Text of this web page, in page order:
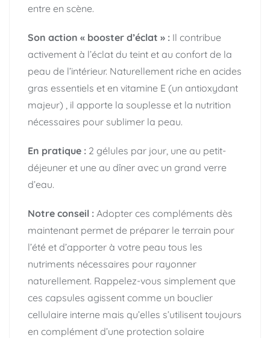
entre en scène.
Son action « booster d’éclat » : Il contribue
activement à l’éclat du teint et au confort de la
peau de l’intérieur. Naturellement riche en acides
gras essentiels et en vitamine E (un antioxydant
majeur) , il apporte la souplesse et la nutrition
nécessaires pour sublimer la peau.
En pratique : 2 gélules par jour, une au petit-
déjeuner et une au dîner avec un grand verre
d’eau.
Notre conseil : Adopter ces compléments dès
maintenant permet de préparer le terrain pour
l’été et d’apporter à votre peau tous les
nutriments nécessaires pour rayonner
naturellement. Rappelez-vous simplement que
ces capsules agissent comme un bouclier
cellulaire interne mais qu’elles s’utilisent toujours
en complément d’une protection solaire